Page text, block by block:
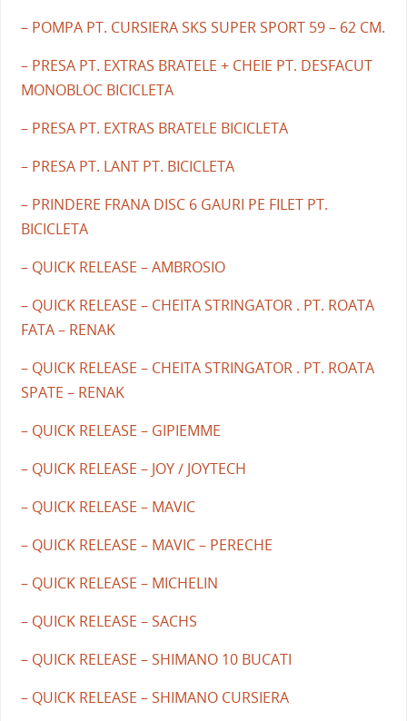
– POMPA PT. CURSIERA SKS SUPER SPORT 59 – 62 CM.
– PRESA PT. EXTRAS BRATELE + CHEIE PT. DESFACUT
MONOBLOC BICICLETA
– PRESA PT. EXTRAS BRATELE BICICLETA
– PRESA PT. LANT PT. BICICLETA
– PRINDERE FRANA DISC 6 GAURI PE FILET PT.
BICICLETA
– QUICK RELEASE – AMBROSIO
– QUICK RELEASE – CHEITA STRINGATOR . PT. ROATA
FATA – RENAK
– QUICK RELEASE – CHEITA STRINGATOR . PT. ROATA
SPATE – RENAK
– QUICK RELEASE – GIPIEMME
– QUICK RELEASE – JOY / JOYTECH
– QUICK RELEASE – MAVIC
– QUICK RELEASE – MAVIC – PERECHE
– QUICK RELEASE – MICHELIN
– QUICK RELEASE – SACHS
– QUICK RELEASE – SHIMANO 10 BUCATI
– QUICK RELEASE – SHIMANO CURSIERA